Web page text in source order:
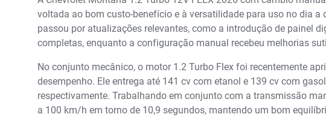
voltada ao bom custo-benefício e à versatilidade para uso no dia
passou por atualizações relevantes, como a introdução de painel
completas, enquanto a configuração manual recebeu melhorias
No conjunto mecânico, o motor 1.2 Turbo Flex foi recentemente
desempenho. Ele entrega até 141 cv com etanol e 139 cv com
respectivamente. Trabalhando em conjunto com a transmissão
a 100 km/h em torno de 10,9 segundos, mantendo um bom